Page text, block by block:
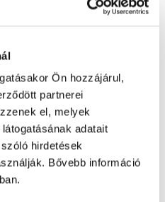
Ön hozzájárul,
partnerei
el, melyek
adatait
hirdetések
Bővebb információ